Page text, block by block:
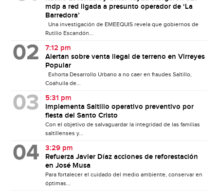
mdp a red ligada a presunto operador de ‘La
Barredora’
Una investigación de EMEEQUIS revela que gobiernos de
Rutilio Escandón...
7:12 pm
Alertan sobre venta ilegal de terreno en Virreyes
Popular
Exhorta Desarrollo Urbano a no caer en fraudes Saltillo,
Coahuila de...
5:31 pm
Implementa Saltillo operativo preventivo por
fiesta del Santo Cristo
Con el objetivo de salvaguardar la integridad de las familias
saltillenses y...
3:29 pm
Refuerza Javier Díaz acciones de reforestación
en José Musa
Para fortalecer el cuidado del medio ambiente, conservar en
óptimas...